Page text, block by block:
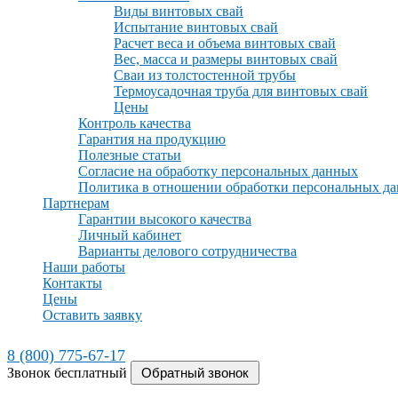
Виды винтовых свай
Испытание винтовых свай
Расчет веса и объема винтовых свай
Вес, масса и размеры винтовых свай
Сваи из толстостенной трубы
Термоусадочная труба для винтовых свай
Цены
Контроль качества
Гарантия на продукцию
Полезные статьи
Согласие на обработку персональных данных
Политика в отношении обработки персональных
Партнерам
Гарантии высокого качества
Личный кабинет
Варианты делового сотрудничества
Наши работы
Контакты
Цены
Оставить заявку
8 (800) 775-67-17
Звонок бесплатный